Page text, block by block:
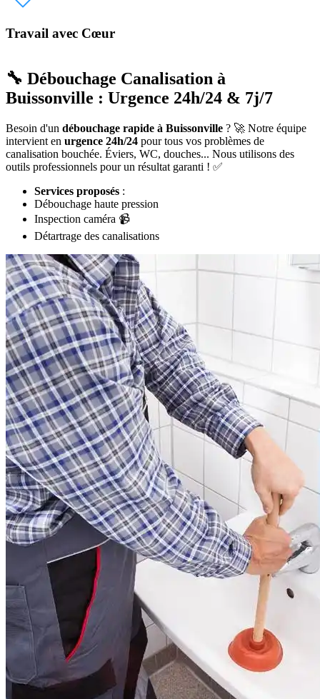
Travail avec Cœur
🔧 Débouchage Canalisation à
Buissonville : Urgence 24h/24 & 7j/7
Besoin d'un débouchage rapide à Buissonville ? 🚀 Notre équipe
intervient en urgence 24h/24 pour tous vos problèmes de
canalisation bouchée. Éviers, WC, douches... Nous utilisons des
outils professionnels pour un résultat garanti ! ✅
Services proposés :
Débouchage haute pression
Inspection caméra 📹
Détartrage des canalisations